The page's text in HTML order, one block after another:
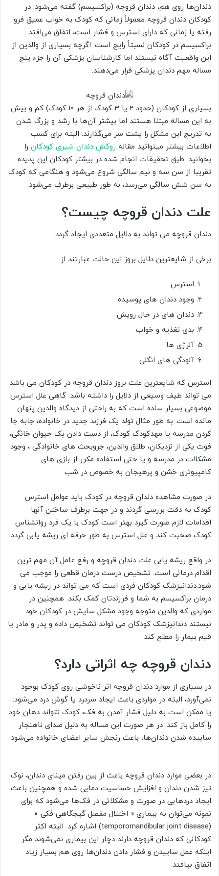
دندان‌ها روی هم، دندان قروچه (براکسیسم) گفته می‌شود. در
کودکان دندان قروچه معمولاً زمانی که کودک به خواب عمیق فرو
رفته یا زمانی که دارای استرس و فشار است، اتفاق می‌افتد.
براکسیسم در کودکان نسبتاً رایج است. اگرچه بسیاری از والدین از
این واقعیت آگاه نیستند اما کارشناسان پزشکی آن را جزء پنج
مساله مهم دندان پزشکی قرار می‌دهند.
بسیاری از کودکان (حدود 2 یا 3 کودک از هر 10 کودک) کم و بیش
به این مساله مبتلا هستند اما بیشتر آن‌ها با رشد و بزرگ شدن
به تدریج این مشکل را پشت سر می‌گذارند. البته برای کسب
اطلاعات بیشتر میتوانید مقاله روکش دندان شیری کودکان را
بخوانید. طبق تحقیقات انجام شده در بیشتر کودکان این پدیده
تقریبا از سن سه و نیم سالگی شروع می‌شود و هنگامی که کودک
به سن شش سالگی می‌رسد، به طور طبیعی برطرف می‌شود.
علت دندان قروچه چیست؟
دندان قروچه می تواند به دلایل متعددی ایجاد گردد
برخی از شایعترین دلایل بروز این حالت عبارتند از :
استرس
وجود دندان های پوسیده
دندان های در حال رویش
بدی تغذیه و خواب
آلرژی ها
آلودگی های انگلی
استرس که شایعترین علت بروز دندان قروچه در کودکان می باشد
می تواند طیف وسیعی از دلایل را داشته باشد. گاهی علل استرس
موضوعی بسیار ساده است که به راحتی از دیدگاه والدین پنهان
مانده است. به طور مثال تولد یک فرزند جدید در خانواده، جابه جا
کردن مدرسه یا مهدکودک کودک، از دست دادن یک حیوان خانگی،
فوت یکی از نزدیکان، طلاق والدین، جروبحث های خانوادگی ، وجود
مشکلات در مدرسه و یا حتی استفاده مکرر از بازی های
کامپیوتری خشن و پرهیجان به خصوص در شب
در صورت مشاهده دندان قروچه در کودک باید عوامل استرس
کودک به دقت بررسی گردند و در جهت برطرف ساختن آنها
اقدامات لازم صورت گیرد بهتر است کودک با یک فرد روانشناس
کودک صحبت کند و علل استرس به طور حرفه ای ریشه یابی گردد.
در واقع ریشه یابی علت دندان قروچه و رفع عامل آن مهم ترین
اقدام درمانی است. تشخیص درست درمان قطعی را موجب می
شود.دندانپزشک کودکان فردی است که می تواند در ریشه یابی و
درمان براکسیسم به شما و فرزندتان کمک بکند. همچنین در
مواردی که والدین متوجه وجود مشکل سایش در کودکان خود
نیستند دندانپزشک کودکان می تواند تشخیص داده و پدر و مادر یا
قیم بیمار را مطلع کند.
دندان قروچه چه اثراتی دارد؟
در بسیاری از موارد دندان قروچه اثر ناخوشی روی کودک بوجود
نمی‌آورد، البته در مواردی باعث ایجاد سردرد یا گوش درد می‌شود.
یا ممکن است به دلیل فشار آمدن به فک، کودک نتواند دهان خود
را کامل باز کند. در هر صورت این مساله به دلیل صدای ناهنجار
ساییده شدن دندان‌ها، باعث رنجش سایر اعضای خانواده می‌شود.
در بعضی موارد دندان قروچه باعث از بین رفتن مینای دندان، نوک
تیز شدن دندان و افزایش حساسیت دمایی شده و همچنین باعث
ایجاد دردهایی در صورت و مشکلاتی در فک‌ها می‌شود که برای
نمونه می‌توان به بیماری « اختلال مفصل گیجگاهی فکی »
(temporomandibular joint disease) اشاره کرد. البته اکثر
کودکانی که دندان قروچه دارند دچار این بیماری نمی‌شوند مگر
اینکه عمل ساییدن و فشار دادن دندان‌ها روی هم بسیار زیاد
اتفاق بیافتد.